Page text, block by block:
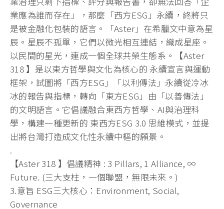
業應為誰而存在」，那麼「西方ESG」永續， 終將只
是被金融化包裝的語言。「Aster」 在希臘文中意為星
辰。星辰不孤單，它們以微光相互連結，織成星座。
以民間的星光，連成一個全球共榮生態系。【Aster
318 】是以東方哲學與文化為核心的 永續宣言與運動
框架，試圖將「西方ESG」「以利傳法」永續從冷冰
冰的報告與指標，轉向「東方ESG」由「以善傳法」
的文明語言。它倡議融合東西方哲學、AI與治理科
學， 構建一種更新的 東西方ESG 3.0 思維模式，並提
出將台灣打造成文化性永續中樞的願景。
.
【Aster 318 】倡議精神 : 3 Pillars, 1 Alliance, ∞
Future. (三大支柱，一個聯盟，無限未來。)
3.意旨 ESG三大核心：Environment, Social,
Governance